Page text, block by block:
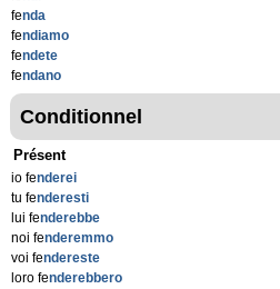
fenda
fendiamo
fendete
fendano
Conditionnel
Présent
io fenderei
tu fenderesti
lui fenderebbe
noi fenderemmo
voi fendereste
loro fenderebbero